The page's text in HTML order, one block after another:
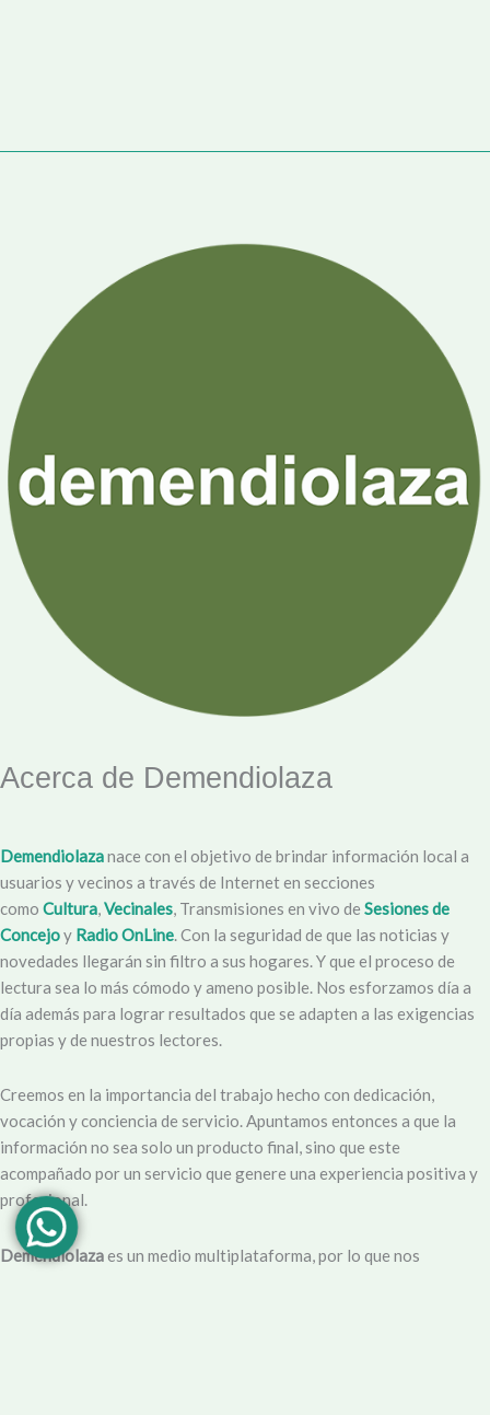
Acerca de Demendiolaza
Demendiolazanace con el objetivo de brindar información local a
usuarios y vecinos a través de Internet en secciones
como Cultura,Vecinales, Transmisiones en vivo de Sesiones de
Concejoy Radio OnLine. Con la seguridad de que las noticias y
novedades llegarán sin filtro a sus hogares. Y que el proceso de
lectura sea lo más cómodo y ameno posible. Nos esforzamos día a
día además para lograr resultados que se adapten a las exigencias
propias y de nuestros lectores.
Creemos en la importancia del trabajo hecho con dedicación,
vocación y conciencia de servicio. Apuntamos entonces a que la
información no sea solo un producto final, sino que este
acompañado por un servicio que genere una experiencia positiva y
profesional.
Demendiolazaes un medio multiplataforma, por lo que nos